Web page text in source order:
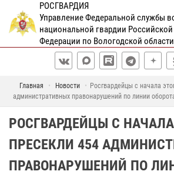
РОСГВАРДИЯ
Управление Федеральной службы
национальной гвардии Российской
Федерации по Вологодской области
Главная Новости
Росгвардейцы с начала
административных правонарушений по линии
РОСГВАРДЕЙЦЫ С
ПРЕСЕКЛИ 454
ПРАВОНАРУШЕНИЙ ПО